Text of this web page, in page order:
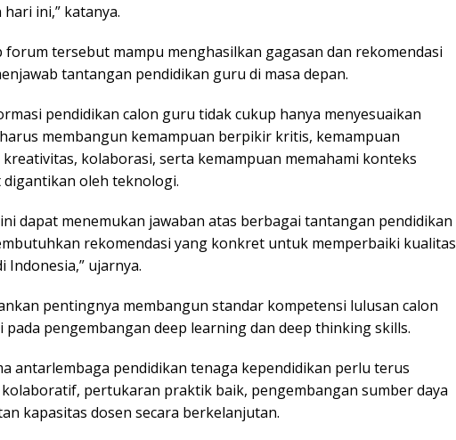
ini,” katanya.
forum tersebut mampu menghasilkan gagasan dan rekomendasi
tantangan pendidikan guru di masa depan.
pendidikan calon guru tidak cukup hanya menyesuaikan
membangun kemampuan berpikir kritis, kemampuan
kreativitas, kolaborasi, serta kemampuan memahami konteks
oleh teknologi.
dapat menemukan jawaban atas berbagai tantangan pendidikan
rekomendasi yang konkret untuk memperbaiki kualitas
Indonesia,” ujarnya.
pentingnya membangun standar kompetensi lulusan calon
pengembangan deep learning dan deep thinking skills.
antarlembaga pendidikan tenaga kependidikan perlu terus
pertukaran praktik baik, pengembangan sumber daya
kapasitas dosen secara berkelanjutan.